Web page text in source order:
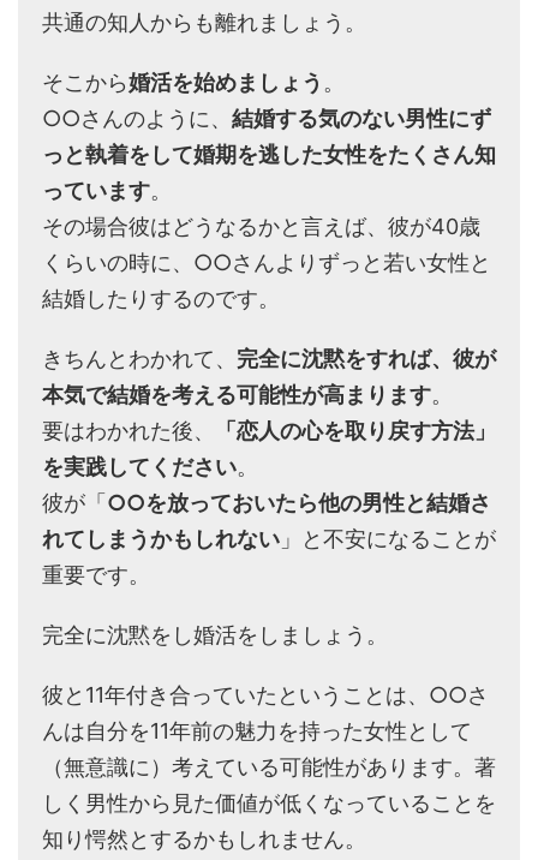
共通の知人からも離れましょう。
そこから婚活を始めましょう 。
○○さんのように、 結婚する気のない男性にず
っと執着をして婚期を逃した女性をたくさん知
っています。
その場合彼はどうなるかと言えば、彼が40歳
くらいの時に、○○さんよりずっと若い女性と
結婚したりするのです。
きちんとわかれて、 完全に沈黙をすれば、彼が
本気で結婚を考える可能性が高まります。
要はわかれた後、
「恋人の心を取り戻す方法」
を実践してください。
彼が「○○を放っておいたら他の男性と結婚さ
れてしまうかもしれない 」と不安になることが
重要です。
完全に沈黙をし婚活をしましょう。
彼と11年付き合っていたということは、○○さ
んは自分を11年前の魅力を持った女性として
（無意識に）考えている可能性があります。著
しく男性から見た価値が低くなっていることを
知り愕然とするかもしれません。